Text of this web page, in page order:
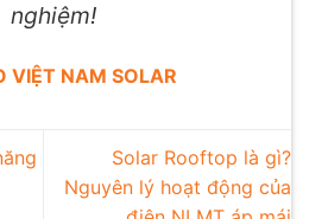
nghiệm!
VIỆT NAM SOLAR
Solar Rooftop là gì?
Nguyên lý hoạt động của